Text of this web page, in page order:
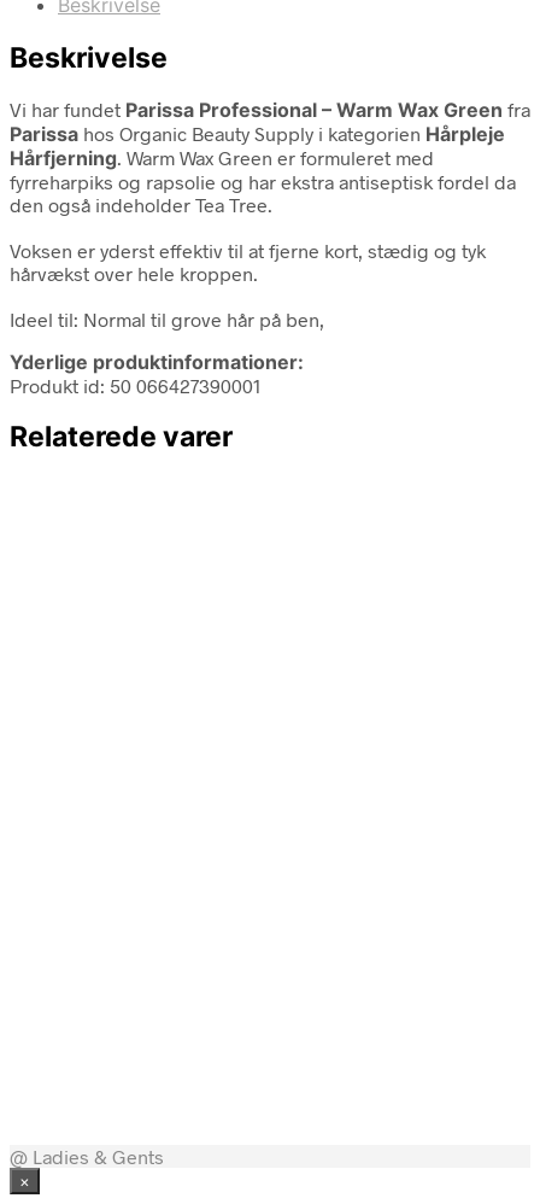
Beskrivelse
Beskrivelse
Vi har fundet Parissa Professional – Warm Wax Green fra
Parissa hos Organic Beauty Supply i kategorien Hårpleje
Hårfjerning. Warm Wax Green er formuleret med
fyrreharpiks og rapsolie og har ekstra antiseptisk fordel da
den også indeholder Tea Tree.
Voksen er yderst effektiv til at fjerne kort, stædig og tyk
hårvækst over hele kroppen.
Ideel til: Normal til grove hår på ben,
Yderlige produktinformationer:
Produkt id: 50 066427390001
Relaterede varer
@ Ladies & Gents
×